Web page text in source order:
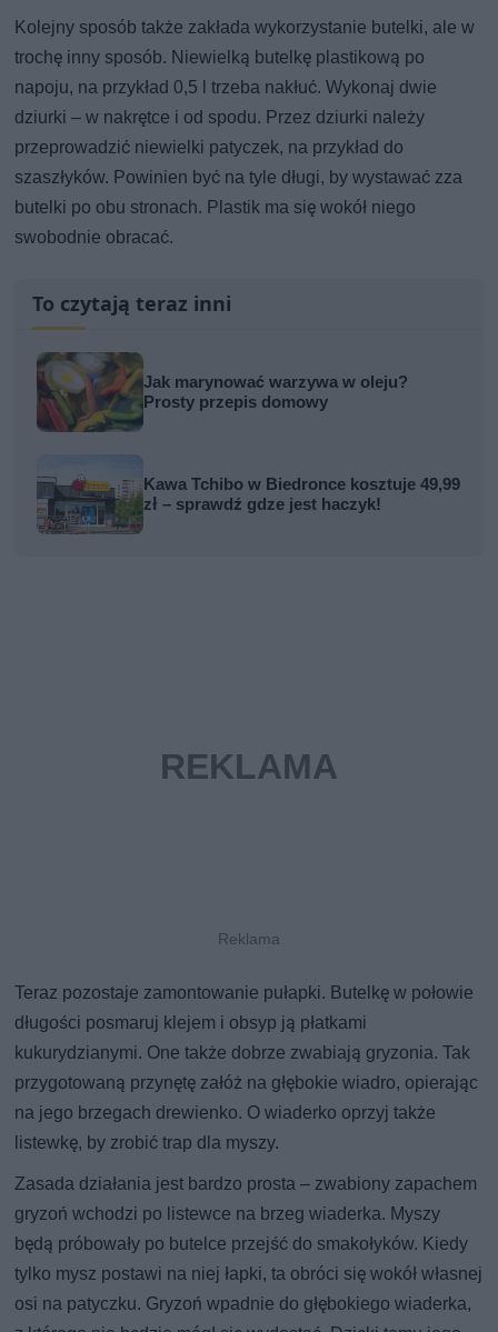
Kolejny sposób także zakłada wykorzystanie butelki, ale w
trochę inny sposób. Niewielką butelkę plastikową po
napoju, na przykład 0,5 l trzeba nakłuć. Wykonaj dwie
dziurki – w nakrętce i od spodu. Przez dziurki należy
przeprowadzić niewielki patyczek, na przykład do
szaszłyków. Powinien być na tyle długi, by wystawać zza
butelki po obu stronach. Plastik ma się wokół niego
swobodnie obracać.
To czytają teraz inni
Jak marynować warzywa w oleju?
Prosty przepis domowy
Kawa Tchibo w Biedronce kosztuje 49,99
zł – sprawdź gdze jest haczyk!
Teraz pozostaje zamontowanie pułapki. Butelkę w połowie
długości posmaruj klejem i obsyp ją płatkami
kukurydzianymi. One także dobrze zwabiają gryzonia. Tak
przygotowaną przynętę załóż na głębokie wiadro, opierając
na jego brzegach drewienko. O wiaderko oprzyj także
listewkę, by zrobić trap dla myszy.
Zasada działania jest bardzo prosta – zwabiony zapachem
gryzoń wchodzi po listewce na brzeg wiaderka. Myszy
będą próbowały po butelce przejść do smakołyków. Kiedy
tylko mysz postawi na niej łapki, ta obróci się wokół własnej
osi na patyczku. Gryzoń wpadnie do głębokiego wiaderka,